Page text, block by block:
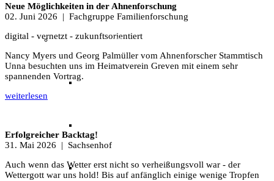
Wissenswertes
Geschichtliche der Sachsen
Archäotechnik / Experimentelle Archäologie
Neue Möglichkeiten in der Ahnenforschung
02. Juni 2026 | Fachgruppe Familienforschung
digital - vernetzt - zukunftsorientiert
Nancy Myers und Georg Palmüller vom Ahnenforscher Stammtisch
Unna besuchten uns im Heimatverein Greven mit einem sehr
spannenden Vortrag.
weiterlesen
Erfolgreicher Backtag!
31. Mai 2026 | Sachsenhof
Auch wenn das Wetter erst nicht so verheißungsvoll war - der
Wettergott war uns hold! Bis auf anfänglich einige wenige Tropfen